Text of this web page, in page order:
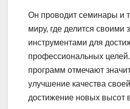
Он проводит семинары и
миру, где делится своими
инструментами для
профессиональных целей.
программ отмечают
улучшение качества
достижение новых высот